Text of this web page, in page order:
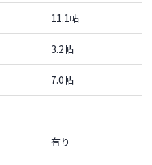
11.1帖
3.2帖
7.0帖
―
有り